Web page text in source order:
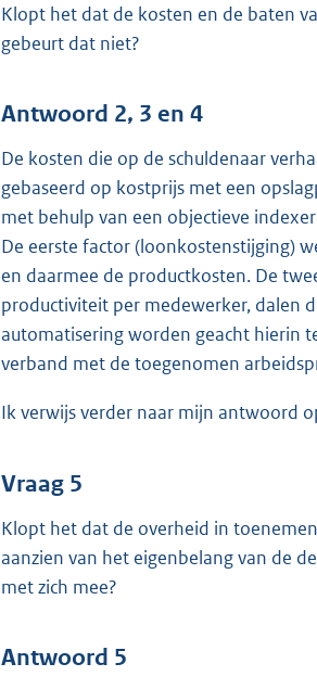
Klopt het dat de kosten en de baten
gebeurt dat niet?
Antwoord 2, 3 en 4
De kosten die op de schuldenaar
gebaseerd op kostprijs met een
met behulp van een objectieve
De eerste factor (loonkostenstijging)
en daarmee de productkosten. De
productiviteit per medewerker, dalen
automatisering worden geacht hierin
verband met de toegenomen
Ik verwijs verder naar mijn antwoord
Vraag 5
Klopt het dat de overheid in
aanzien van het eigenbelang van de
met zich mee?
Antwoord 5